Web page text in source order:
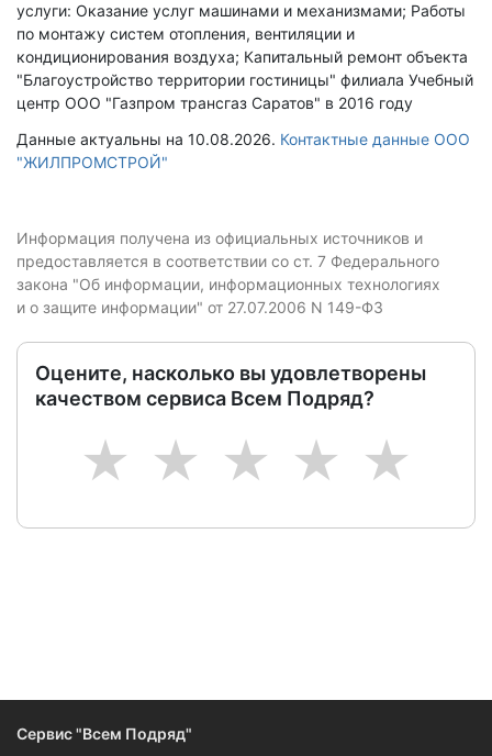
услуги: Оказание услуг машинами и механизмами; Работы
по монтажу систем отопления, вентиляции и
кондиционирования воздуха; Капитальный ремонт объекта
"Благоустройство территории гостиницы" филиала Учебный
центр ООО "Газпром трансгаз Саратов" в 2016 году
Данные актуальны на 10.08.2026. Контактные данные ООО
"ЖИЛПРОМСТРОЙ"
Информация получена из официальных источников и
предоставляется в соответствии со ст. 7 Федерального
закона "Об информации, информационных технологиях
и о защите информации" от 27.07.2006 N 149-ФЗ
Оцените, насколько вы удовлетворены
качеством сервиса Всем Подряд?
5
4
3
2
1
Сервис "Всем Подряд"